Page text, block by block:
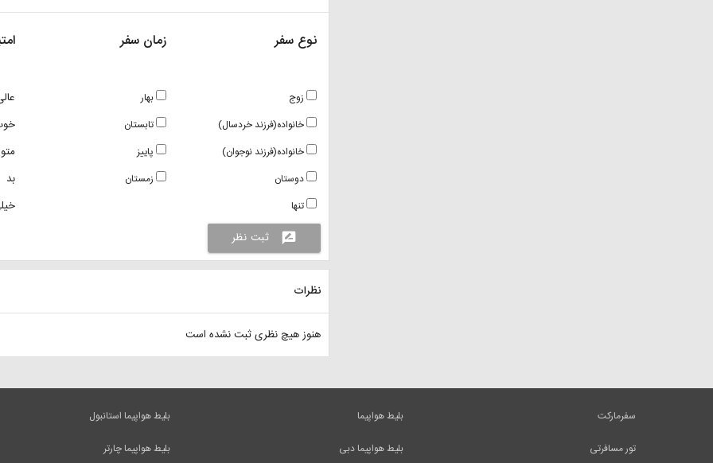
بد
زمان سفر
بهار
تابستان
پاییز
زمستان
نوع سفر
زوج
خانواده(فرزند خردسال)
خانواده(فرزند نوجوان)
دوستان
تنها
rate_review
ثبت نظر
نظرات
هنوز هیچ نظری ثبت نشده است
بلیط هواپیما استانبول
بلیط هواپیما چارتر
بلیط هواپیما
بلیط هواپیما دبی
سفرمارکت
تور مسافرتی